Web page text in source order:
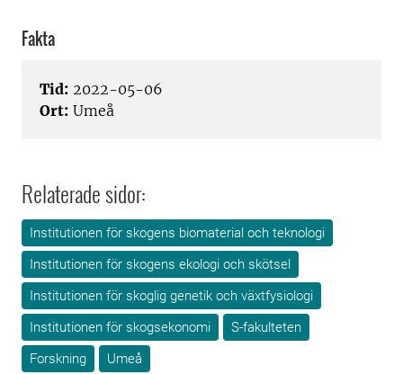
Fakta
Tid: 2022-05-06
Ort: Umeå
Relaterade sidor:
Institutionen för skogens biomaterial och teknologi
Institutionen för skogens ekologi och skötsel
Institutionen för skoglig genetik och växtfysiologi
Institutionen för skogsekonomi
S-fakulteten
Forskning
Umeå